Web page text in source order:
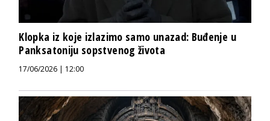
Klopka iz koje izlazimo samo unazad: Buđenje u
Panksatoniju sopstvenog života
17/06/2026 | 12:00